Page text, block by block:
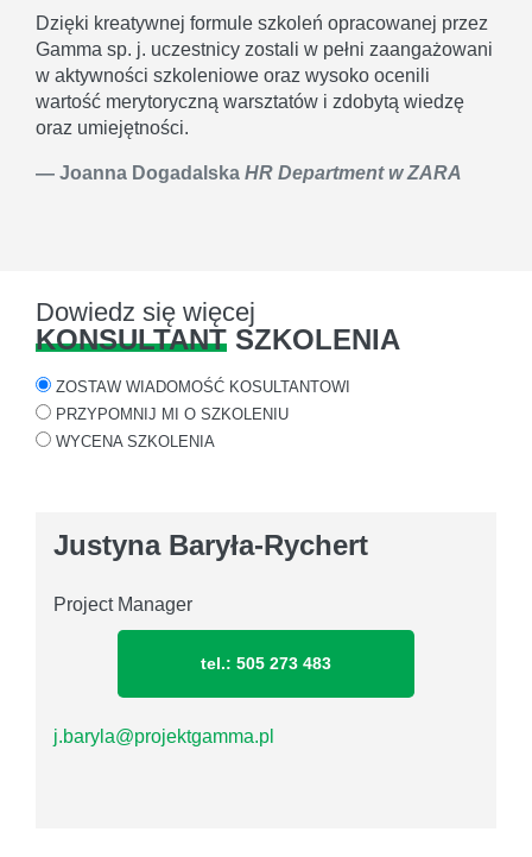
Dzięki kreatywnej formule szkoleń opracowanej przez
Gamma sp. j. uczestnicy zostali w pełni zaangażowani
w aktywności szkoleniowe oraz wysoko ocenili
wartość merytoryczną warsztatów i zdobytą wiedzę
oraz umiejętności.
Joanna Dogadalska HR Department w ZARA
Dowiedz się więcej
KONSULTANT SZKOLENIA
ZOSTAW WIADOMOŚĆ KOSULTANTOWI
PRZYPOMNIJ MI O SZKOLENIU
WYCENA SZKOLENIA
Justyna Baryła-Rychert
Project Manager
tel.: 505 273 483
j.baryla@projektgamma.pl